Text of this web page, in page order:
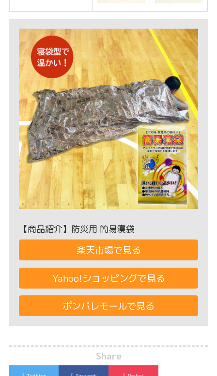
【商品紹介】防災用 簡易寝袋
楽天市場で見る
Yahoo!ショッピングで見る
ポンパレモールで見る
Share